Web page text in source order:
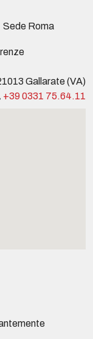
Sede Roma
Gallarate (VA)
+39 0331 75.64.11